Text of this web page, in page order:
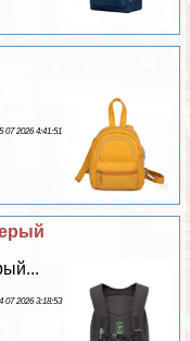
07 2026 4:41:51
07 2026 3:18:53